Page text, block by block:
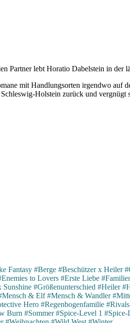
Partner lebt Horatio Dabelstein in
mit Handlungsorten irgendwo auf
Holstein zurück und
Fantasy #Berge #Beschützer x Heiler
to Lovers #Erste Liebe
Sunshine #Größenunterschied #Heiler
& Elf #Mensch & Wandler
Hero #Regenbogenfamilie
Burn #Sommer #Spice-Level 1 #Spice-